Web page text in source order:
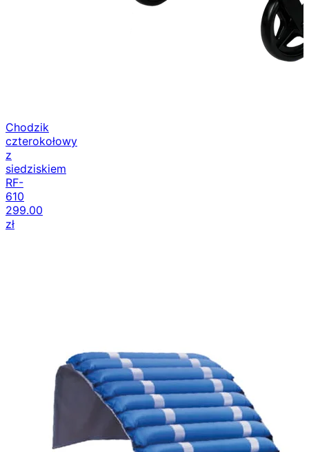
Chodzik
czterokołowy
z
siedziskiem
RF-
610
299.00